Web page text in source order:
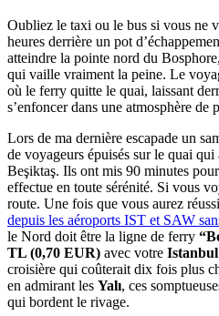
Oubliez le taxi ou le bus si vous ne
heures derrière un pot
atteindre la pointe nord du
qui vaille vraiment la peine. Le
où le ferry quitte le quai, laissant
s’enfoncer dans une atmosphère de
Lors de ma dernière escapade un
de voyageurs épuisés sur le quai qui
Beşiktaş. Ils ont mis 90 minutes
effectue en toute sérénité. Si vous
route. Une fois que vous aurez
depuis les aéroports IST et SAW
le Nord doit être la ligne de ferry
TL (0,70 EUR) avec votre
croisière qui coûterait dix fois plus
en admirant les Yalı, ces
qui bordent le rivage.